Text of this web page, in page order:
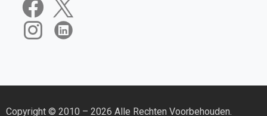
Copyright © 2010 – 2026 Alle Rechten Voorbehouden.